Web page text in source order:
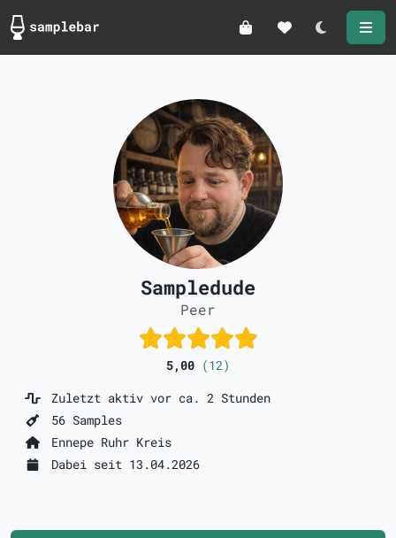
Darkmode
Sampledude
Peer
5,00 (12)
Zuletzt aktiv vor ca. 2 Stunden
56 Samples
Ennepe Ruhr Kreis
Dabei seit 13.04.2026